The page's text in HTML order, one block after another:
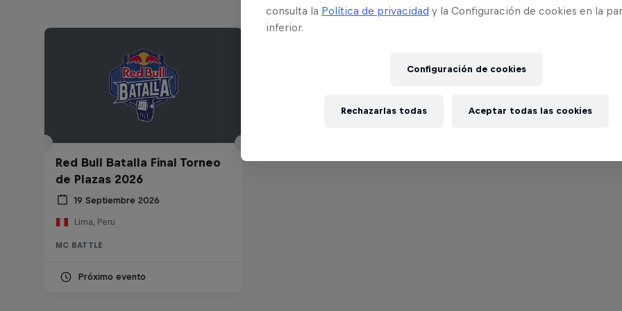
Red Bull Batalla Final Torneo
de Plazas 2026
19 Septiembre 2026
Lima, Peru
MC BATTLE
Próximo evento
consulta la Política de privacidad y la Configuración de cookies en la
inferior.
Configuración de cookies
Rechazarlas todas Aceptar todas las cookies